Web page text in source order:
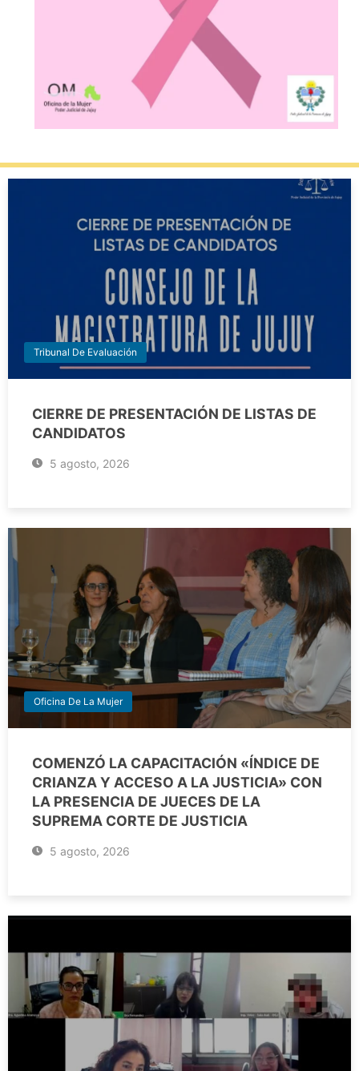
Tribunal De Evaluación
CIERRE DE PRESENTACIÓN DE LISTAS DE
CANDIDATOS
5 agosto, 2026
Oficina De La Mujer
COMENZÓ LA CAPACITACIÓN «ÍNDICE DE
CRIANZA Y ACCESO A LA JUSTICIA» CON
LA PRESENCIA DE JUECES DE LA
SUPREMA CORTE DE JUSTICIA
5 agosto, 2026